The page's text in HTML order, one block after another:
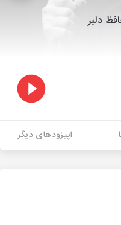
دلبر
اپیزودهای دیگر